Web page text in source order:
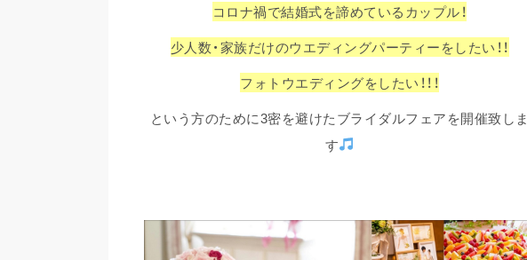
コロナ禍で結婚式を諦めているカップル！
少人数・家族だけのウエディングパーティーをしたい！！
フォトウエディングをしたい！！！
という方のために3密を避けたブライダルフェアを開催致しま
す